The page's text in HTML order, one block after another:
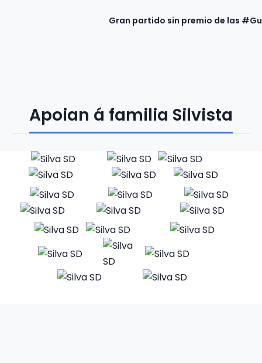
Gran partido sin premio de las
Apoian á familia Silvista